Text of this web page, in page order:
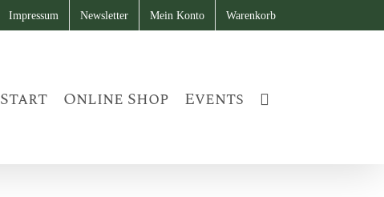
Impressum Newsletter Mein Konto Warenkorb
Start Online Shop Events